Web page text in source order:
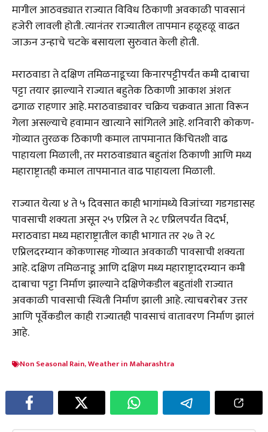
मागील आठवड्यात राज्यात विविध ठिकाणी अवकाळी पावसानं
हजेरी लावली होती. त्यानंतर राज्यातील तापमान हळूहळू वाढत
जाऊन उन्हाचे चटके बसायला सुरुवात केली होती.
मराठवाडा ते दक्षिण तमिळनाडूच्या किनारपट्टीपर्यंत कमी दाबाचा
पट्टा तयार झाल्याने राज्यात बहुतेक ठिकाणी आकाश अंशतः
ढगाळ राहणार आहे. मराठवाड्यावर चक्रिय चक्रवात आता विरून
गेला असल्याचे हवामान खात्याने सांगितले आहे. शनिवारी कोकण-
गोव्यात तुरळक ठिकाणी कमाल तापमानात किंचितशी वाढ
पाहायला मिळाली, तर मराठवाड्यात बहुतांश ठिकाणी आणि मध्य
महाराष्ट्रातही कमाल तापमानात वाढ पाहायला मिळाली.
राज्यात येत्या ४ ते ५ दिवसात काही भागांमध्ये विजांच्या गडगडासह
पावसाची शक्यता असून २५ एप्रिल ते २८ एप्रिलपर्यंत विदर्भ,
मराठवाडा मध्य महाराष्ट्रातील काही भागात तर २७ ते २८
एप्रिलदरम्यान कोकणासह गोव्यात अवकाळी पावसाची शक्यता
आहे. दक्षिण तमिळनाडू आणि दक्षिण मध्य महाराष्ट्रादरम्यान कमी
दाबाचा पट्टा निर्माण झाल्याने दक्षिणेकडील बहुतांशी राज्यात
अवकाळी पावसाची स्थिती निर्माण झाली आहे. त्याचबरोबर उत्तर
आणि पूर्वेकडील काही राज्यातही पावसाचं वातावरण निर्माण झालं
आहे.
Non Seasonal Rain,Weather in Maharashtra